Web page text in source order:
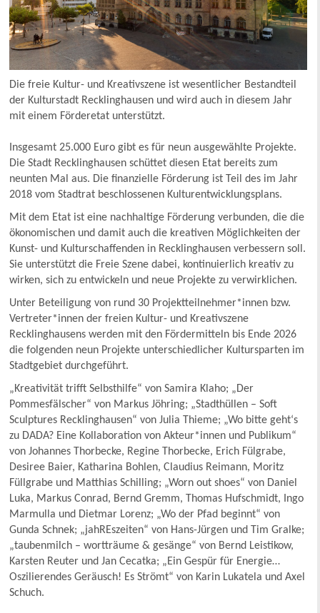
Die freie Kultur- und Kreativszene ist wesentlicher Bestandteil
der Kulturstadt Recklinghausen und wird auch in diesem Jahr
mit einem Förderetat unterstützt.
Insgesamt 25.000 Euro gibt es für neun ausgewählte Projekte.
Die Stadt Recklinghausen schüttet diesen Etat bereits zum
neunten Mal aus. Die finanzielle Förderung ist Teil des im Jahr
2018 vom Stadtrat beschlossenen Kulturentwicklungsplans.
Mit dem Etat ist eine nachhaltige Förderung verbunden, die die
ökonomischen und damit auch die kreativen Möglichkeiten der
Kunst- und Kulturschaffenden in Recklinghausen verbessern soll.
Sie unterstützt die Freie Szene dabei, kontinuierlich kreativ zu
wirken, sich zu entwickeln und neue Projekte zu verwirklichen.
Unter Beteiligung von rund 30 Projektteilnehmer*innen bzw.
Vertreter*innen der freien Kultur- und Kreativszene
Recklinghausens werden mit den Fördermitteln bis Ende 2026
die folgenden neun Projekte unterschiedlicher Kultursparten im
Stadtgebiet durchgeführt.
„Kreativität trifft Selbsthilfe“ von Samira Klaho; „Der
Pommesfälscher“ von Markus Jöhring; „Stadthüllen – Soft
Sculptures Recklinghausen“ von Julia Thieme; „Wo bitte geht‘s
zu DADA? Eine Kollaboration von Akteur*innen und Publikum“
von Johannes Thorbecke, Regine Thorbecke, Erich Fülgrabe,
Desiree Baier, Katharina Bohlen, Claudius Reimann, Moritz
Füllgrabe und Matthias Schilling; „Worn out shoes“ von Daniel
Luka, Markus Conrad, Bernd Gremm, Thomas Hufschmidt, Ingo
Marmulla und Dietmar Lorenz; „Wo der Pfad beginnt“ von
Gunda Schnek; „jahREszeiten“ von Hans-Jürgen und Tim Gralke;
„taubenmilch – wortträume & gesänge“ von Bernd Leistikow,
Karsten Reuter und Jan Cecatka; „Ein Gespür für Energie…
Oszilierendes Geräusch! Es Strömt“ von Karin Lukatela und Axel
Schuch.